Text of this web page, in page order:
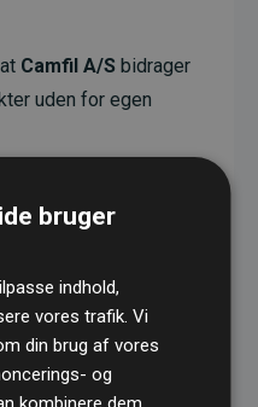
Camfil A/S bidrager
uden for egen
svarer til
den estimerede
gennem Gold
der sikrer høj
i klimainvesteringer.
bruger
indhold,
vores trafik. Vi
din brug af vores
og